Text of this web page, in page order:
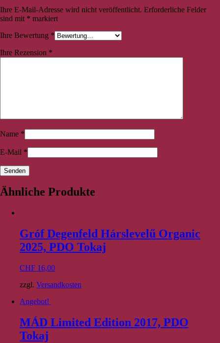
Ihre E-Mail-Adresse wird nicht veröffentlicht. Erforderliche Felder
sind mit * markiert
Ihre Bewertung *
Ihre Rezension *
Name *
E-Mail *
Ähnliche Produkte
Gróf Degenfeld Hárslevelű Organic
2025, PDO Tokaj
CHF 16,00
zzgl. Versandkosten
Angebot!
MÁD Limited Edition 2017, PDO
Tokaj